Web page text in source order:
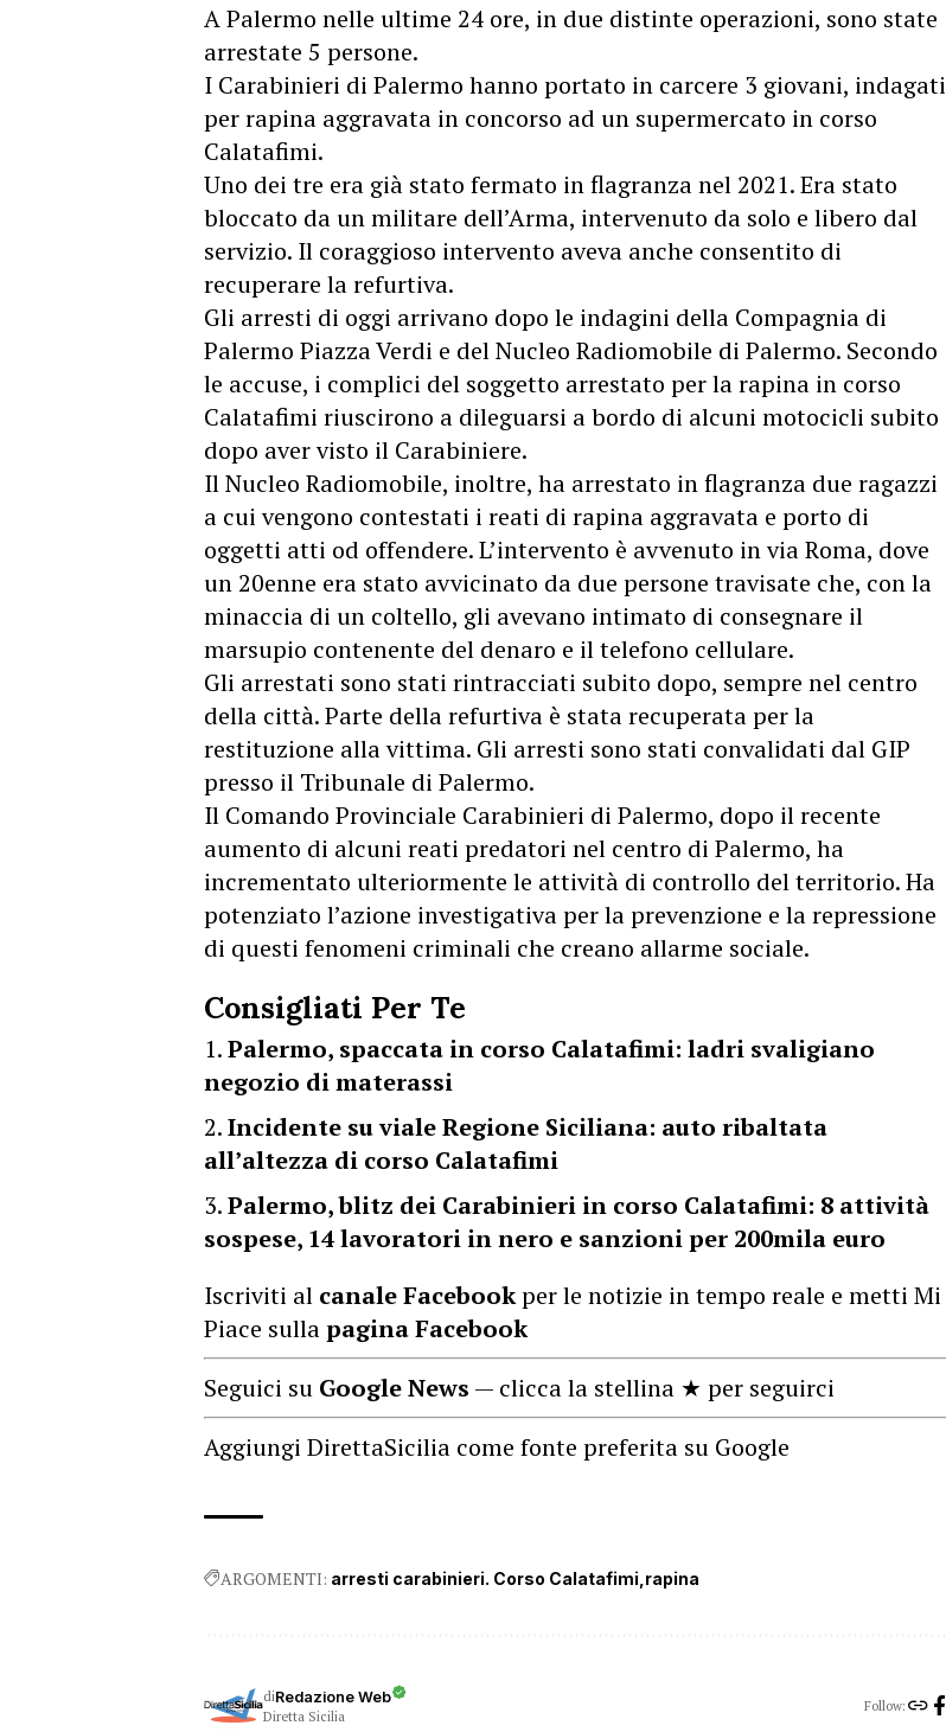
A Palermo nelle ultime 24 ore, in due distinte operazioni, sono state
arrestate 5 persone.
I Carabinieri di Palermo hanno portato in carcere 3 giovani, indagati
per rapina aggravata in concorso ad un supermercato in corso
Calatafimi.
Uno dei tre era già stato fermato in flagranza nel 2021. Era stato
bloccato da un militare dell’Arma, intervenuto da solo e libero dal
servizio. Il coraggioso intervento aveva anche consentito di
recuperare la refurtiva.
Gli arresti di oggi arrivano dopo le indagini della Compagnia di
Palermo Piazza Verdi e del Nucleo Radiomobile di Palermo. Secondo
le accuse, i complici del soggetto arrestato per la rapina in corso
Calatafimi riuscirono a dileguarsi a bordo di alcuni motocicli subito
dopo aver visto il Carabiniere.
Il Nucleo Radiomobile, inoltre, ha arrestato in flagranza due ragazzi
a cui vengono contestati i reati di rapina aggravata e porto di
oggetti atti od offendere. L’intervento è avvenuto in via Roma, dove
un 20enne era stato avvicinato da due persone travisate che, con la
minaccia di un coltello, gli avevano intimato di consegnare il
marsupio contenente del denaro e il telefono cellulare.
Gli arrestati sono stati rintracciati subito dopo, sempre nel centro
della città. Parte della refurtiva è stata recuperata per la
restituzione alla vittima. Gli arresti sono stati convalidati dal GIP
presso il Tribunale di Palermo.
Il Comando Provinciale Carabinieri di Palermo, dopo il recente
aumento di alcuni reati predatori nel centro di Palermo, ha
incrementato ulteriormente le attività di controllo del territorio. Ha
potenziato l’azione investigativa per la prevenzione e la repressione
di questi fenomeni criminali che creano allarme sociale.
Consigliati Per Te
Palermo, spaccata in corso Calatafimi: ladri svaligiano
negozio di materassi
Incidente su viale Regione Siciliana: auto ribaltata
all’altezza di corso Calatafimi
Palermo, blitz dei Carabinieri in corso Calatafimi: 8 attività
sospese, 14 lavoratori in nero e sanzioni per 200mila euro
Iscriviti al canale Facebookper le notizie in tempo reale e metti Mi
Piace sullapagina Facebook
Seguici su Google News — clicca la stellina ★ per seguirci
Aggiungi DirettaSicilia come fonte preferita su Google
ARGOMENTI: arresti carabinieri. Corso Calatafimi rapina
diRedazione Web
Diretta Sicilia
Follow: